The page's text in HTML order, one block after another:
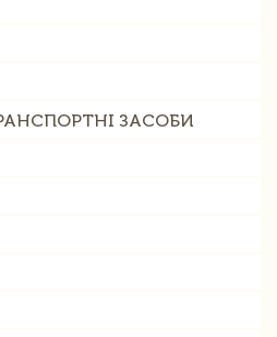
ЗАСОБИ